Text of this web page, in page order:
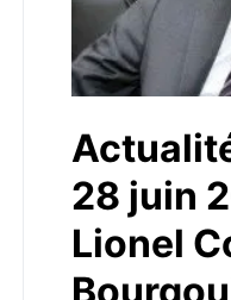
28 juin
Lionel